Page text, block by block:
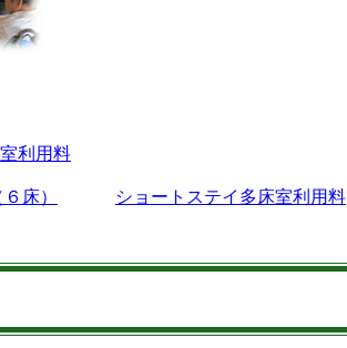
利用料
床） ショートステイ多床室利用料